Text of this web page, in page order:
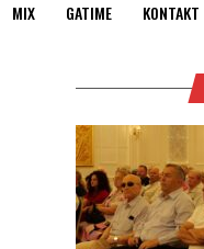
MIX GATIME KONTAKT